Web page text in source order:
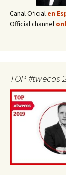
Canal Oficial en
Official channel
TOP #twecos